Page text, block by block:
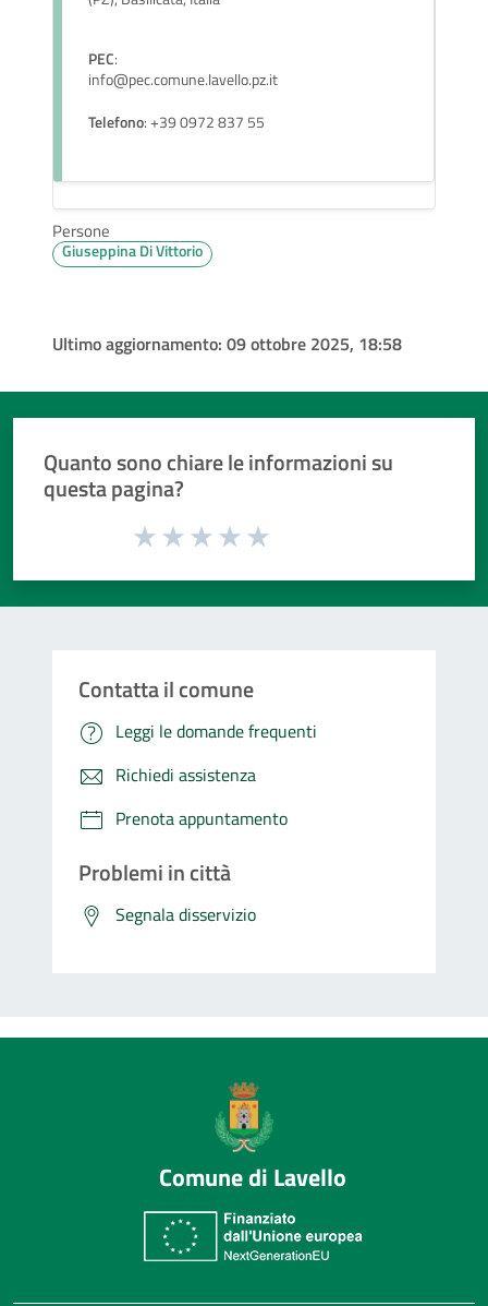
PEC:
info@pec.comune.lavello.pz.it
Telefono: +39 0972 837 55
Persone
Giuseppina Di Vittorio
Ultimo aggiornamento: 09 ottobre 2025, 18:58
Quanto sono chiare le informazioni su
questa pagina?
Valuta da 1 a 5 stelle la pagina
Contatta il comune
Leggi le domande frequenti
Richiedi assistenza
Prenota appuntamento
Problemi in città
Segnala disservizio
Comune di Lavello